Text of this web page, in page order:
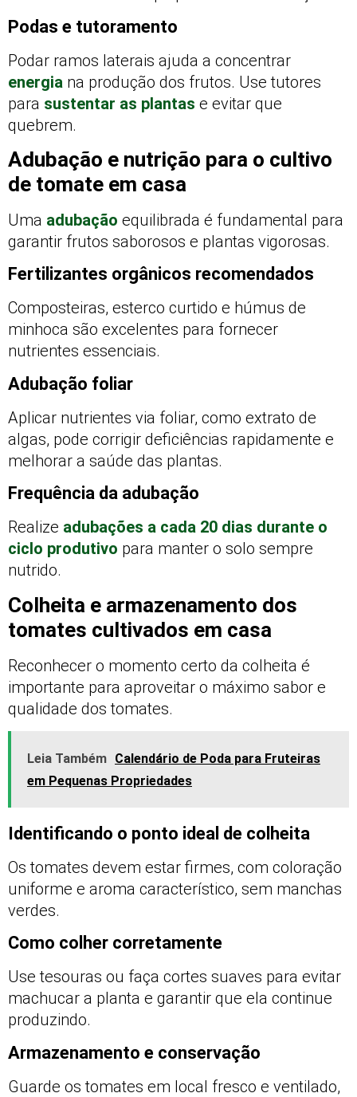
Podas e tutoramento
Podar ramos laterais ajuda a concentrar
energia na produção dos frutos. Use tutores
para sustentar as plantas e evitar que
quebrem.
Adubação e nutrição para o cultivo
de tomate em casa
Uma adubação equilibrada é fundamental para
garantir frutos saborosos e plantas vigorosas.
Fertilizantes orgânicos recomendados
Composteiras, esterco curtido e húmus de
minhoca são excelentes para fornecer
nutrientes essenciais.
Adubação foliar
Aplicar nutrientes via foliar, como extrato de
algas, pode corrigir deficiências rapidamente e
melhorar a saúde das plantas.
Frequência da adubação
Realize adubações a cada 20 dias durante o
ciclo produtivo para manter o solo sempre
nutrido.
Colheita e armazenamento dos
tomates cultivados em casa
Reconhecer o momento certo da colheita é
importante para aproveitar o máximo sabor e
qualidade dos tomates.
Leia Também Calendário de Poda para Fruteiras
em Pequenas Propriedades
Identificando o ponto ideal de colheita
Os tomates devem estar firmes, com coloração
uniforme e aroma característico, sem manchas
verdes.
Como colher corretamente
Use tesouras ou faça cortes suaves para evitar
machucar a planta e garantir que ela continue
produzindo.
Armazenamento e conservação
Guarde os tomates em local fresco e ventilado,